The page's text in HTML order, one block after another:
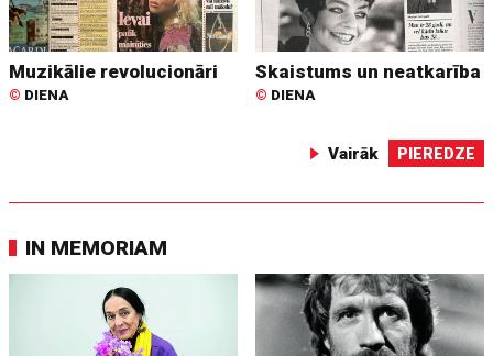
Muzikālie revolucionāri
© DIENA
Skaistums un neatkarība
© DIENA
Vairāk PIEREDZE
IN MEMORIAM